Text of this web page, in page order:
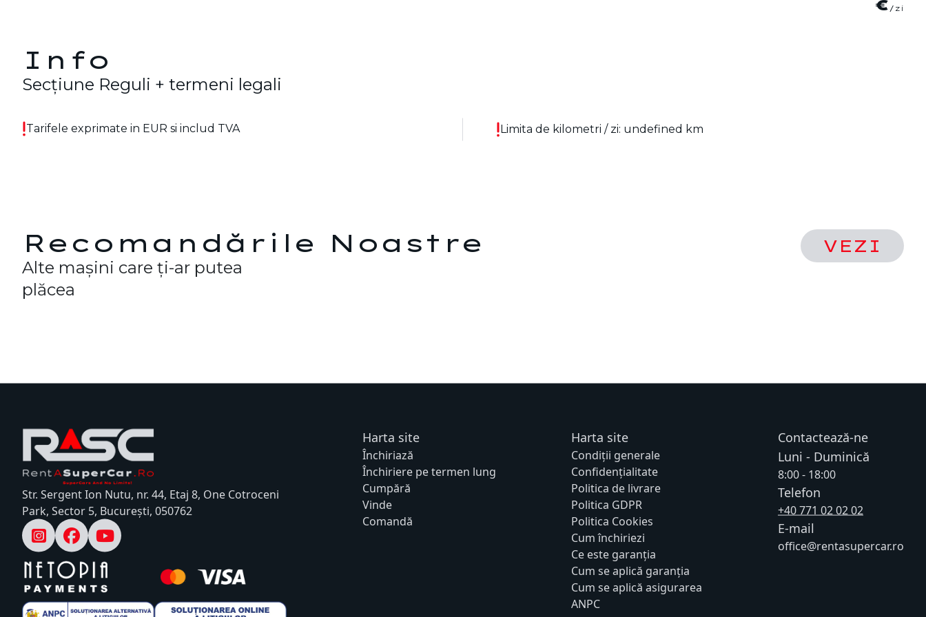
Info
Secțiune Reguli + termeni legali
Tarifele exprimate in EUR si includ TVA Limita de kilometri / zi: undefined km
Recomandările Noastre
Alte mașini care ți-ar putea
plăcea
VEZI
Str. Sergent Ion Nutu, nr. 44, Etaj 8, One Cotroceni
Park, Sector 5, București, 050762
Harta site
Închiriază
Închiriere pe termen lung
Cumpără
Vinde
Comandă
Harta site
Condiții generale
Confidențialitate
Politica de livrare
Politica GDPR
Politica Cookies
Cum închiriezi
Ce este garanția
Cum se aplică garanția
Cum se aplică asigurarea
ANPC
Contactează-ne
Luni - Duminică
8:00 - 18:00
Telefon
+40 771 02 02 02
E-mail
office@rentasupercar.ro